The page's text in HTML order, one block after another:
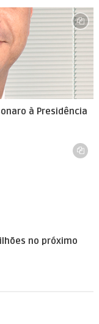
à Presidência
no próximo